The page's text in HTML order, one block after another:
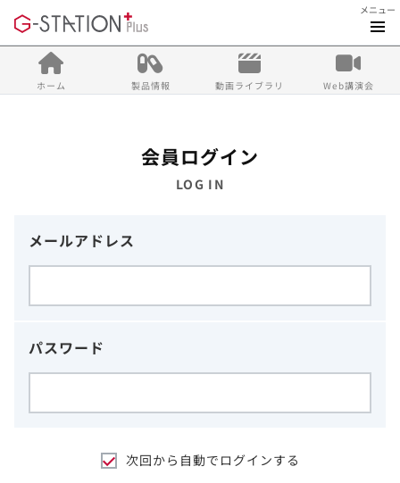
メニュー
ホーム 製品情報 動画ライブラリ Web講演会
会員ログイン
LOG IN
メールアドレス
パスワード
次回から自動でログインする